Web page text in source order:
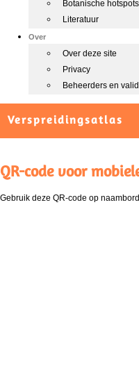
Botanische hotspots
Literatuur
Over
Over deze site
Privacy
Beheerders en
Verspreidingsatlas
QR-code voor
Gebruik deze QR-code op